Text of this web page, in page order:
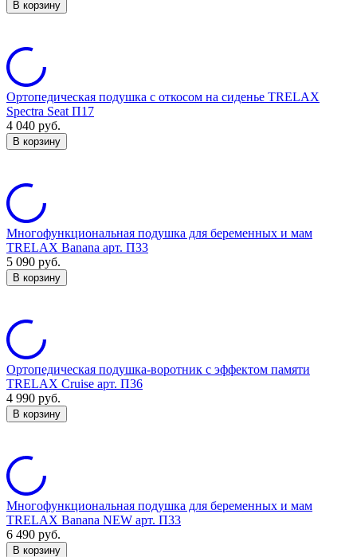
В корзину
Ортопедическая подушка с откосом на сиденье TRELAX
Spectra Seat П17
4 040 руб.
В корзину
Многофункциональная подушка для беременных и мам
TRELAX Banana арт. П33
5 090 руб.
В корзину
Ортопедическая подушка-воротник с эффектом памяти
TRELAX Cruise арт. П36
4 990 руб.
В корзину
Многофункциональная подушка для беременных и мам
TRELAX Banana NEW арт. П33
6 490 руб.
В корзину